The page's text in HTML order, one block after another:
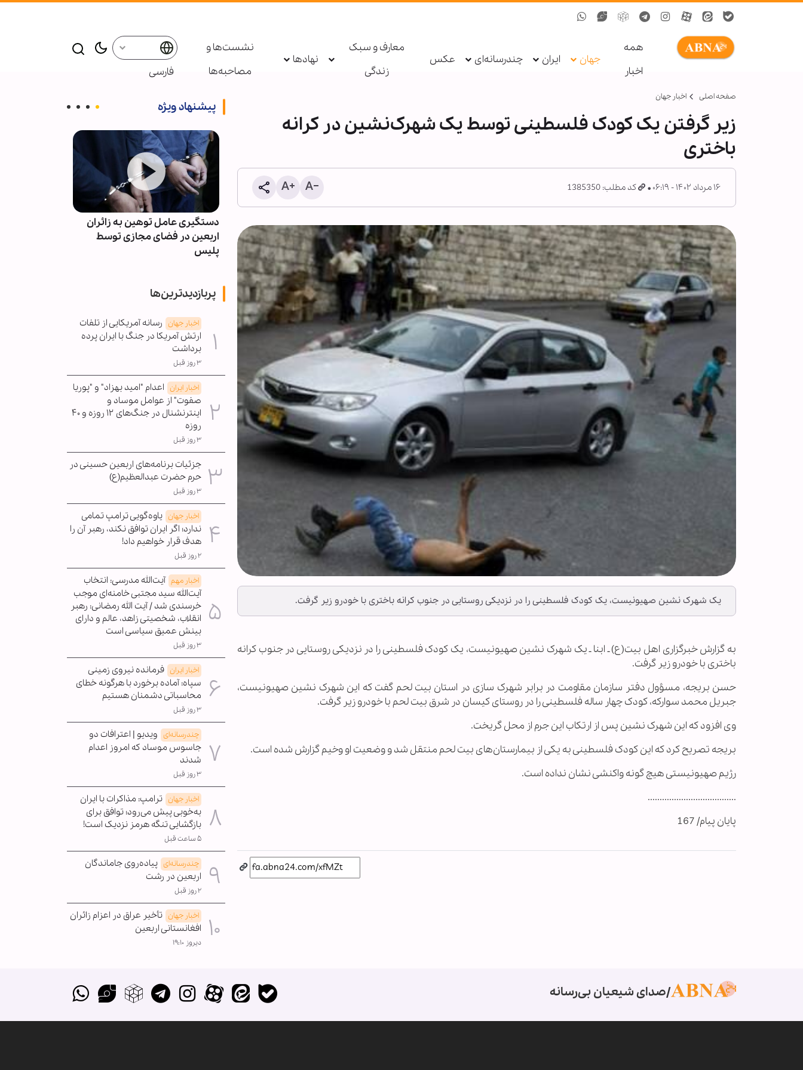
همه
اخبار
جهان ایران چندرسانه‌ای عکس
معارف و سبک
زندگی
نهادها
نشست‌ها و
مصاحبه‌ها
فارسی
صفحه اصلی اخبار جهان
زیر گرفتن یک کودک فلسطینی توسط یک شهرک‌نشین در کرانه
باختری
۱۶ مرداد ۱۴۰۲ - ۰۶:۱۹ کد مطلب: 1385350
یک شهرک نشین صهیونیست، یک کودک فلسطینی را در نزدیکی روستایی در جنوب کرانه باختری با خودرو زیر گرفت.
به گزارش خبرگزاری اهل بیت(ع) ـ ابنا ـ یک شهرک نشین صهیونیست، یک کودک فلسطینی را در نزدیکی روستایی در جنوب کرانه
باختری با خودرو زیر گرفت.
حسن بریجه، مسؤول دفتر سازمان مقاومت در برابر شهرک سازی در استان بیت لحم گفت که این شهرک نشین صهیونیست،
جبریل محمد سوارکه، کودک چهار ساله فلسطینی را در روستای کیسان در شرق بیت لحم با خودرو زیر گرفت.
وی افزود که این شهرک نشین پس از ارتکاب این جرم از محل گریخت.
بریجه تصریح کرد که این کودک فلسطینی به یکی از بیمارستان‌های بیت لحم منتقل شد و وضعیت او وخیم گزارش شده است.
رژیم صهیونیستی هیچ گونه واکنشی نشان نداده است.
.....................................
پایان پیام/ 167
پیشنهاد ویژه
انفجار بمب در یک اتوبوس در
حومه دمشق
دستگیری عامل توهین به زائران
اربعین در فضای مجازی توسط
پلیس
پربازدیدترین‌ها
اخبار جهان رسانه آمریکایی از تلفات
ارتش آمریکا در جنگ با ایران پرده
برداشت
۳ روز قبل
اخبار ایران اعدام "امید بهزاد" و "پوریا
صفوت" از عوامل موساد و
اینترنشنال در جنگ‌های ۱۲ روزه و ۴۰
روزه
۳ روز قبل
جزئیات برنامه‌های اربعین حسینی در
حرم حضرت عبدالعظیم(ع)
۳ روز قبل
اخبار جهان یاوه‌گویی ترامپ تمامی
ندارد؛ اگر ایران توافق نکند، رهبر آن را
هدف قرار خواهیم داد!
۲ روز قبل
اخبار مهم آیت‌الله مدرسی: انتخاب
آیت‌الله سید مجتبی خامنه‌ای موجب
خرسندی شد / آیت الله رمضانی: رهبر
انقلاب، شخصیتی زاهد، عالم و دارای
بینش عمیق سیاسی است
۳ روز قبل
اخبار ایران فرمانده نیروی زمینی
سپاه: آماده برخورد با هرگونه خطای
محاسباتی دشمنان هستیم
۳ روز قبل
چندرسانه‌ای ویدیو | اعترافات دو
جاسوس موساد که امروز اعدام
شدند
۳ روز قبل
اخبار جهان ترامپ: مذاکرات با ایران
به‌خوبی پیش می‌رود؛ توافق برای
بازگشایی تنگه هرمز نزدیک است!
۵ ساعت قبل
چندرسانه‌ای پیاده‌روی جاماندگان
اربعین در رشت
۲ روز قبل
اخبار جهان تأخیر عراق در اعزام زائران
افغانستانی اربعین
دیروز ۱۹:۱۰
صدای شیعیان بی‌رسانه